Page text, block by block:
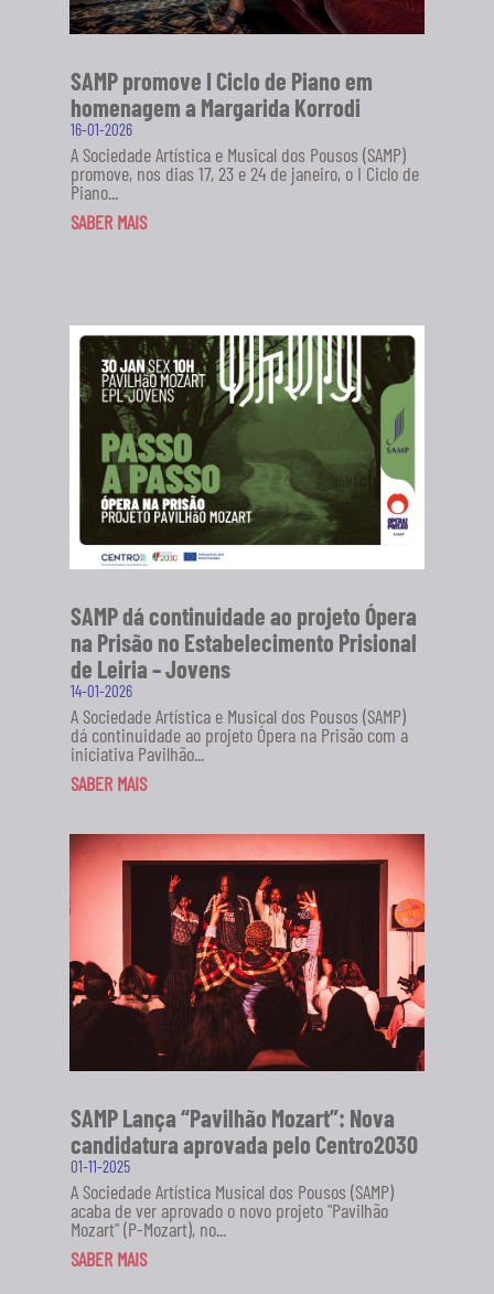
SAMP promove I Ciclo de Piano em
homenagem a Margarida Korrodi
16-01-2026
A Sociedade Artística e Musical dos Pousos (SAMP)
promove, nos dias 17, 23 e 24 de janeiro, o I Ciclo de
Piano...
SABER MAIS
SAMP dá continuidade ao projeto Ópera
na Prisão no Estabelecimento Prisional
de Leiria – Jovens
14-01-2026
A Sociedade Artística e Musical dos Pousos (SAMP)
dá continuidade ao projeto Ópera na Prisão com a
iniciativa Pavilhão...
SABER MAIS
SAMP Lança “Pavilhão Mozart”: Nova
candidatura aprovada pelo Centro2030
01-11-2025
A Sociedade Artística Musical dos Pousos (SAMP)
acaba de ver aprovado o novo projeto "Pavilhão
Mozart" (P-Mozart), no...
SABER MAIS